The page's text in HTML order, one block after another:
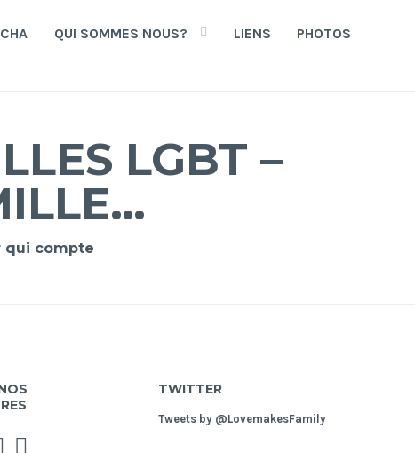
QUI SOMMES NOUS? LIENS
PHOTOS
LGBT –
qui compte
TWITTER
Tweets by @LovemakesFamily